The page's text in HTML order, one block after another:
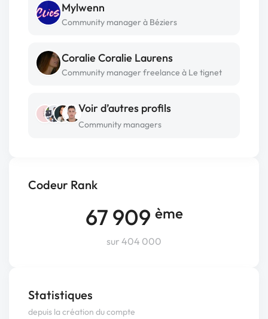
Codeur Rank
67 909 ème
sur 404 000
Statistiques
depuis la création du compte
Mylwenn
Community manager à Béziers
Coralie Coralie Laurens
Community manager freelance à Le tignet
Voir d’autres profils
Community managers